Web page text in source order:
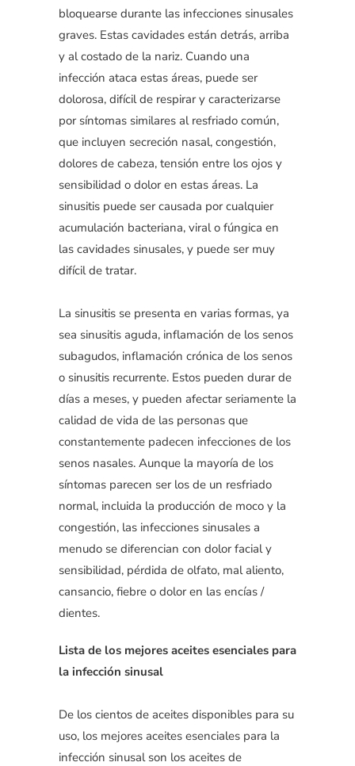
bloquearse durante las infecciones sinusales
graves. Estas cavidades están detrás, arriba
y al costado de la nariz. Cuando una
infección ataca estas áreas, puede ser
dolorosa, difícil de respirar y caracterizarse
por síntomas similares al resfriado común,
que incluyen secreción nasal, congestión,
dolores de cabeza, tensión entre los ojos y
sensibilidad o dolor en estas áreas. La
sinusitis puede ser causada por cualquier
acumulación bacteriana, viral o fúngica en
las cavidades sinusales, y puede ser muy
difícil de tratar.
La sinusitis se presenta en varias formas, ya
sea sinusitis aguda, inflamación de los senos
subagudos, inflamación crónica de los senos
o sinusitis recurrente. Estos pueden durar de
días a meses, y pueden afectar seriamente la
calidad de vida de las personas que
constantemente padecen infecciones de los
senos nasales. Aunque la mayoría de los
síntomas parecen ser los de un resfriado
normal, incluida la producción de moco y la
congestión, las infecciones sinusales a
menudo se diferencian con dolor facial y
sensibilidad, pérdida de olfato, mal aliento,
cansancio, fiebre o dolor en las encías /
dientes.
Lista de los mejores aceites esenciales para
la infección sinusal
De los cientos de aceites disponibles para su
uso, los mejores aceites esenciales para la
infección sinusal son los aceites de